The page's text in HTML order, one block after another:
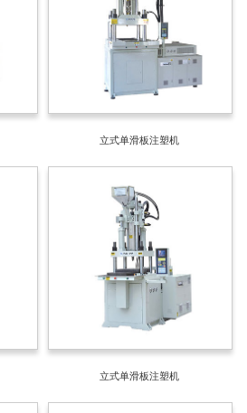
立式单滑板注塑机
立式单滑板注塑机